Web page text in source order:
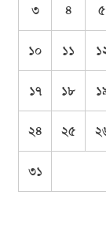
৩ ৪ ৫
১০ ১১
১৭ ১৮
২৪ ২৫
৩১